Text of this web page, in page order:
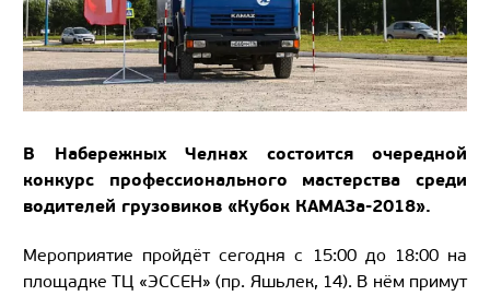
В Набережных Челнах состоится очередной
конкурс профессионального мастерства среди
водителей грузовиков «Кубок КАМАЗа-2018».
Мероприятие пройдёт сегодня с 15:00 до 18:00 на
площадке ТЦ «ЭССЕН» (пр. Яшьлек, 14). В нём примут